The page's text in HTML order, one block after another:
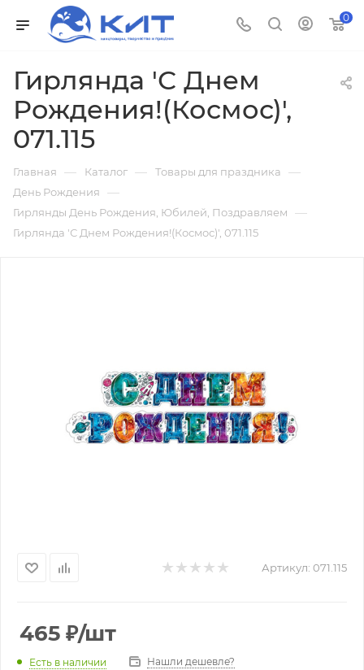
0
Гирлянда 'С Днем
Рождения!(Космос)',
071.115
Главная — Каталог — Товары для праздника —
День Рождения —
Гирлянды День Рождения, Юбилей, Поздравляем —
Гирлянда 'С Днем Рождения!(Космос)', 071.115
Артикул: 071.115
465 ₽/шт
Есть в наличии Нашли дешевле?